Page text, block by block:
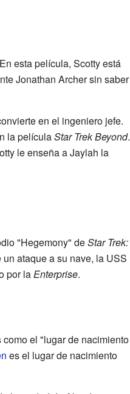
esta película, Scotty está
Jonathan Archer sin saber
en el ingeniero jefe.
la películaStar Trek Beyond.
le enseña a Jaylah la
"Hegemony" deStar Trek:
ataque a su nave, la USS
por laEnterprise.
el "lugar de nacimiento
es el lugar de nacimiento